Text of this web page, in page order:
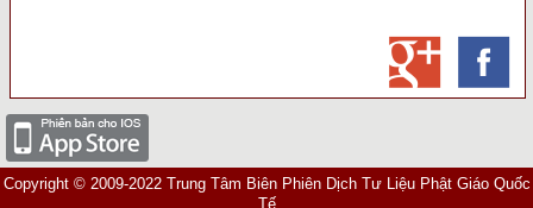
Copyright © 2009-2022 Trung Tâm Biên Phiên Dịch Tư Liệu Phật Giáo Quốc
Tế